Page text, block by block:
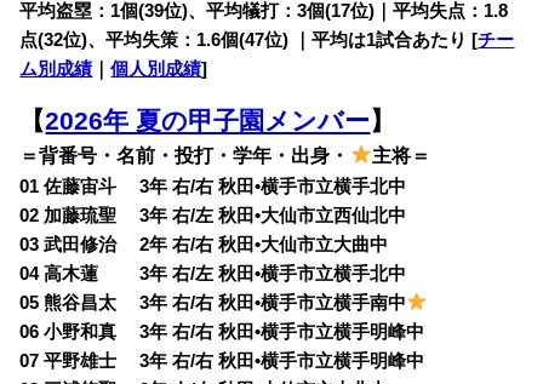
平均盗塁：1個(39位)、平均犠打：3個(17位)｜平均失点：1.8
点(32位)、平均失策：1.6個(47位) ｜平均は1試合あたり [チー
ム別成績 ｜個人別成績]
【2026年 夏の甲子園メンバー】
＝背番号・名前・投打・学年・出身・ 主将＝
01 佐藤宙斗 3年 右/右 秋田•横手市立横手北中
02 加藤琉聖 3年 右/左 秋田•大仙市立西仙北中
03 武田修治 2年 右/右 秋田•大仙市立大曲中
04 高木蓮 3年 右/左 秋田•横手市立横手北中
05 熊谷昌太 3年 右/右 秋田•横手市立横手南中
06 小野和真 3年 右/右 秋田•横手市立横手明峰中
07 平野雄士 3年 右/右 秋田•横手市立横手明峰中